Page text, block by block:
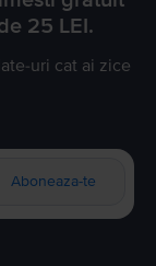
25 LEI.
uri cat ai zice
Aboneaza-te